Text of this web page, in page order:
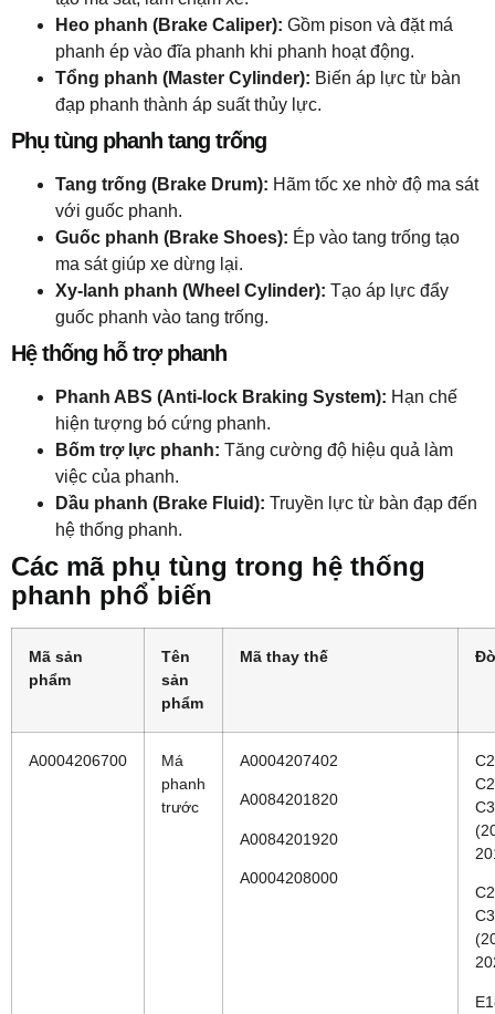
Heo phanh (Brake Caliper): Gồm pison và đặt má
phanh ép vào đĩa phanh khi phanh hoạt động.
Tổng phanh (Master Cylinder): Biến áp lực từ bàn
đạp phanh thành áp suất thủy lực.
Phụ tùng phanh tang trống
Tang trống (Brake Drum): Hãm tốc xe nhờ độ ma sát
với guốc phanh.
Guốc phanh (Brake Shoes): Ép vào tang trống tạo
ma sát giúp xe dừng lại.
Xy-lanh phanh (Wheel Cylinder): Tạo áp lực đẩy
guốc phanh vào tang trống.
Hệ thống hỗ trợ phanh
Phanh ABS (Anti-lock Braking System): Hạn chế
hiện tượng bó cứng phanh.
Bốm trợ lực phanh: Tăng cường độ hiệu quả làm
việc của phanh.
Dầu phanh (Brake Fluid): Truyền lực từ bàn đạp đến
hệ thống phanh.
Các mã phụ tùng trong hệ thống
phanh phổ biến
Mã sản
phẩm
Tên
sản
phẩm
Mã thay thế
A0004206700
Má
phanh
trước
A0004207402
A0084201820
A0084201920
A0004208000